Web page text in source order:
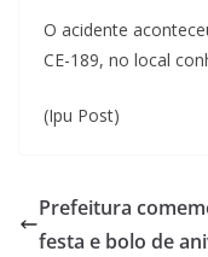
O acidente
CE-189, no local
(Ipu Post)
Prefeitura
festa e bolo de